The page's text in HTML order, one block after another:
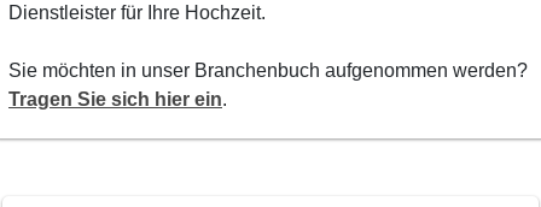
Dienstleister für Ihre Hochzeit.
Sie möchten in unser Branchenbuch aufgenommen werden?
Tragen Sie sich hier ein.